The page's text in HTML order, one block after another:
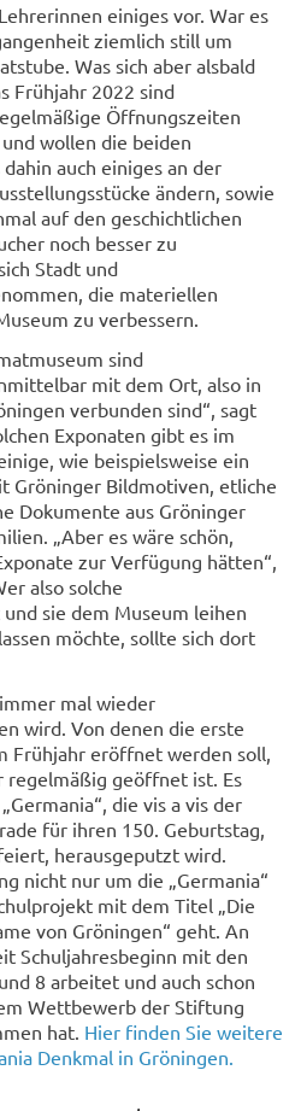
einiges vor. War es
ziemlich still um
Was sich aber alsbald
Frühjahr 2022 sind
Öffnungszeiten
wollen die beiden
auch einiges an der
ändern, sowie
auf den geschichtlichen
noch besser zu
Stadt und
die materiellen
zu verbessern.
sind
mit dem Ort, also in
verbunden sind“, sagt
Exponaten gibt es im
wie beispielsweise ein
Gröninger Bildmotiven, etliche
Dokumente aus Gröninger
„Aber es wäre schön,
zur Verfügung hätten“,
also solche
sie dem Museum leihen
möchte, sollte sich dort
mal wieder
wird. Von denen die erste
Frühjahr eröffnet werden soll,
regelmäßig geöffnet ist. Es
die vis a vis der
für ihren 150. Geburtstag,
herausgeputzt wird.
nicht nur um die „Germania“
mit dem Titel „Die
von Gröningen“ geht. An
Schuljahresbeginn mit den
8 arbeitet und auch schon
Wettbewerb der Stiftung
hat. Hier finden Sie weitere
Denkmal in Gröningen.